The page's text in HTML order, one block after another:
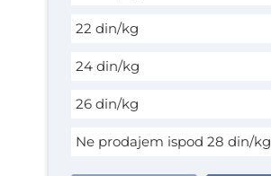
22 din/kg
24 din/kg
26 din/kg
Ne prodajem ispod 28 din/kg